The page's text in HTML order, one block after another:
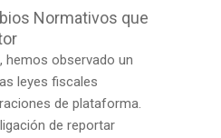
Normativos que
hemos observado un
leyes fiscales
de plataforma.
de reportar